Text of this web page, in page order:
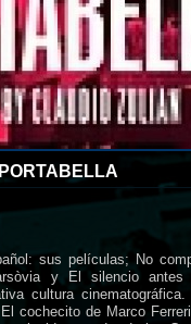
sus películas; No
y El silencio
cultura
cochecito de Marco